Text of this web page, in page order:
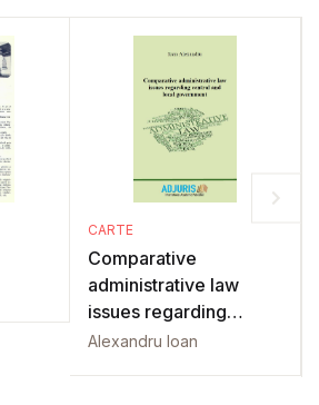
CARTE
Comparative
administrative law
issues regarding
central and local
Alexandru Ioan